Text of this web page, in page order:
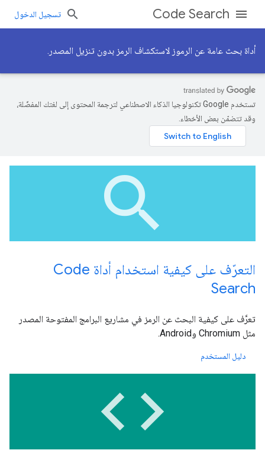
Code Search تسجيل الدخول
أداة بحث عامة عن الرموز لاستكشاف الرمز بدون تنزيل المصدر.
تستخدم Google تكنولوجيا الذكاء الاصطناعي لترجمة المحتوى إلى لغتك المفضّلة،
وقد تتضمّن بعض الأخطاء.
search
التعرّف على كيفية استخدام أداة Code
Search
تعرَّف على كيفية البحث عن الرمز في مشاريع البرامج المفتوحة المصدر
مثل Chromium وAndroid.
دليل المستخدم
code